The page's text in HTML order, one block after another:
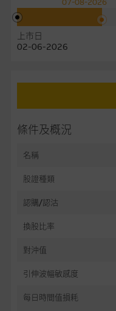
上市日
02-06-2026
07-08-2026
條件及概況
名稱
股證種類
認購/認沽
換股比率
對沖值
引伸波幅敏感度
每日時間值損耗